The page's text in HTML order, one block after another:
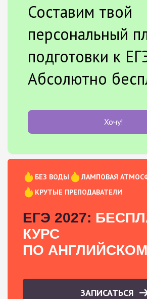
Составим твой
персональный
подготовки к
Абсолютно
Хочу!
БЕЗ ВОДЫ
ЛАМПОВАЯ
КРУТЫЕ ПРЕПОДАВАТЕЛИ
ЕГЭ 2027:
КУРС
ПО
ЗАПИСАТЬСЯ